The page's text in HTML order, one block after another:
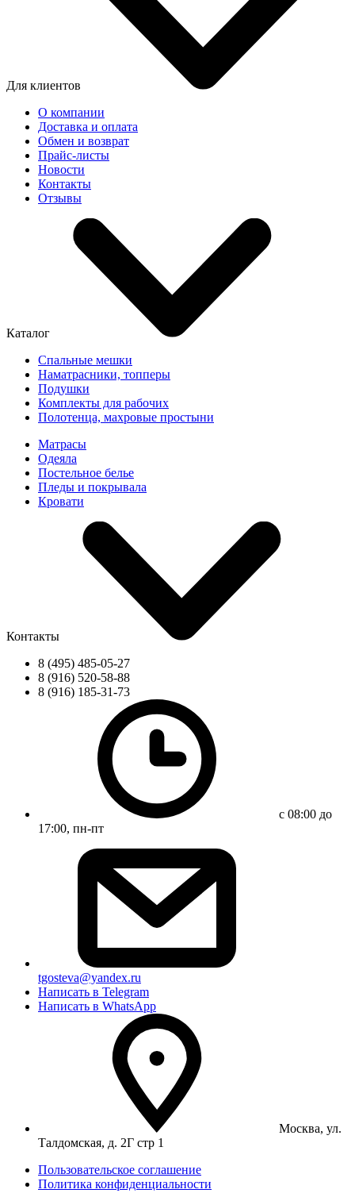
Для клиентов
О компании
Доставка и оплата
Обмен и возврат
Прайс-листы
Новости
Контакты
Отзывы
Каталог
Спальные мешки
Наматрасники, топперы
Подушки
Комплекты для рабочих
Полотенца, махровые простыни
Матрасы
Одеяла
Постельное белье
Пледы и покрывала
Кровати
Контакты
8 (495) 485-05-27
8 (916) 520-58-88
8 (916) 185-31-73
с 08:00 до
17:00, пн-пт
tgosteva@yandex.ru
Написать в Telegram
Написать в WhatsApp
Москва, ул.
Талдомская, д. 2Г стр 1
Пользовательское соглашение
Политика конфиденциальности